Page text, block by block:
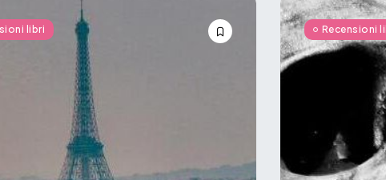
libri Recensioni